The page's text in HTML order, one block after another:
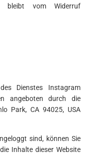
bleibt vom Widerruf
Dienstes Instagram
angeboten durch die
Park, CA 94025, USA
sind, können Sie
Inhalte dieser Website